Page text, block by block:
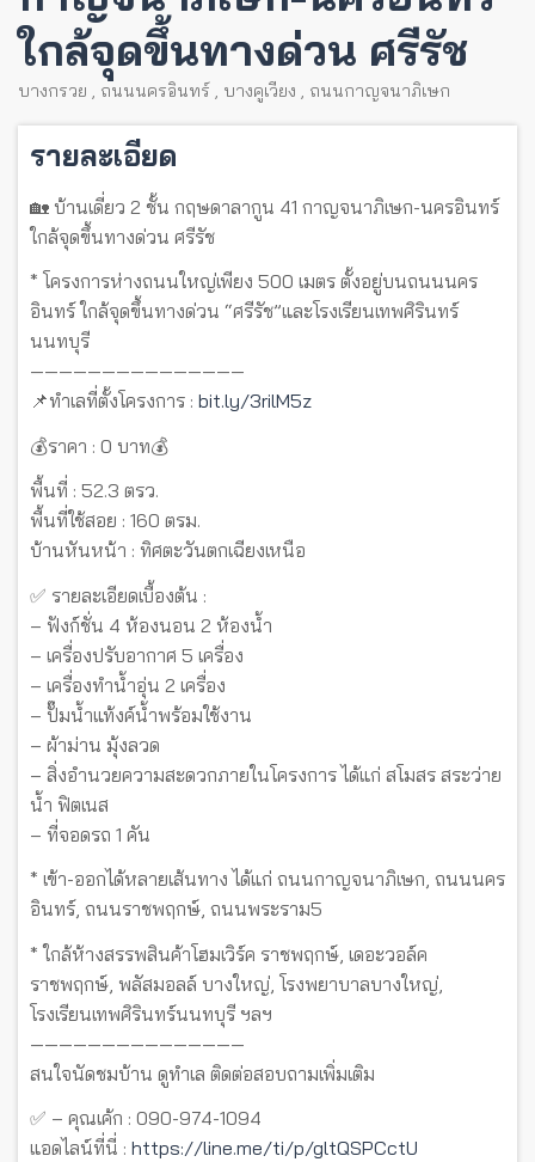
ใกล้จุดขึ้นทางด่วน ศรีรัช
บางกรวย , ถนนนครอินทร์ , บางคูเวียง , ถนนกาญจนาภิเษก
รายละเอียด
🏡 บ้านเดี่ยว 2 ชั้น กฤษดาลากูน 41 กาญจนาภิเษก-นครอินทร์
ใกล้จุดขึ้นทางด่วน ศรีรัช
* โครงการห่างถนนใหญ่เพียง 500 เมตร ตั้งอยู่บนถนนนคร
อินทร์ ใกล้จุดขึ้นทางด่วน “ศรีรัช”และโรงเรียนเทพศิรินทร์
นนทบุรี
———————————————
📌ทำเลที่ตั้งโครงการ : bit.ly/3rilM5z
💰ราคา : 0 บาท💰
พื้นที่ : 52.3 ตรว.
พื้นที่ใช้สอย : 160 ตรม.
บ้านหันหน้า : ทิศตะวันตกเฉียงเหนือ
✅ รายละเอียดเบื้องต้น :
– ฟังก์ชั่น 4 ห้องนอน 2 ห้องน้ำ
– เครื่องปรับอากาศ 5 เครื่อง
– เครื่องทำน้ำอุ่น 2 เครื่อง
– ปั๊มน้ำแท้งค์น้ำพร้อมใช้งาน
– ผ้าม่าน มุ้งลวด
– สิ่งอำนวยความสะดวกภายในโครงการ ได้แก่ สโมสร สระว่าย
น้ำ ฟิตเนส
– ที่จอดรถ 1 คัน
* เข้า-ออกได้หลายเส้นทาง ได้แก่ ถนนกาญจนาภิเษก, ถนนนคร
อินทร์, ถนนราชพฤกษ์, ถนนพระราม5
* ใกล้ห้างสรรพสินค้าโฮมเวิร์ค ราชพฤกษ์, เดอะวอล์ค
ราชพฤกษ์, พลัสมอลล์ บางใหญ่, โรงพยาบาลบางใหญ่,
โรงเรียนเทพศิรินทร์นนทบุรี ฯลฯ
———————————————
สนใจนัดชมบ้าน ดูทำเล ติดต่อสอบถามเพิ่มเติม
✅ – คุณเค้ก : 090-974-1094
แอดไลน์ที่นี่ : https://line.me/ti/p/gltQSPCctU